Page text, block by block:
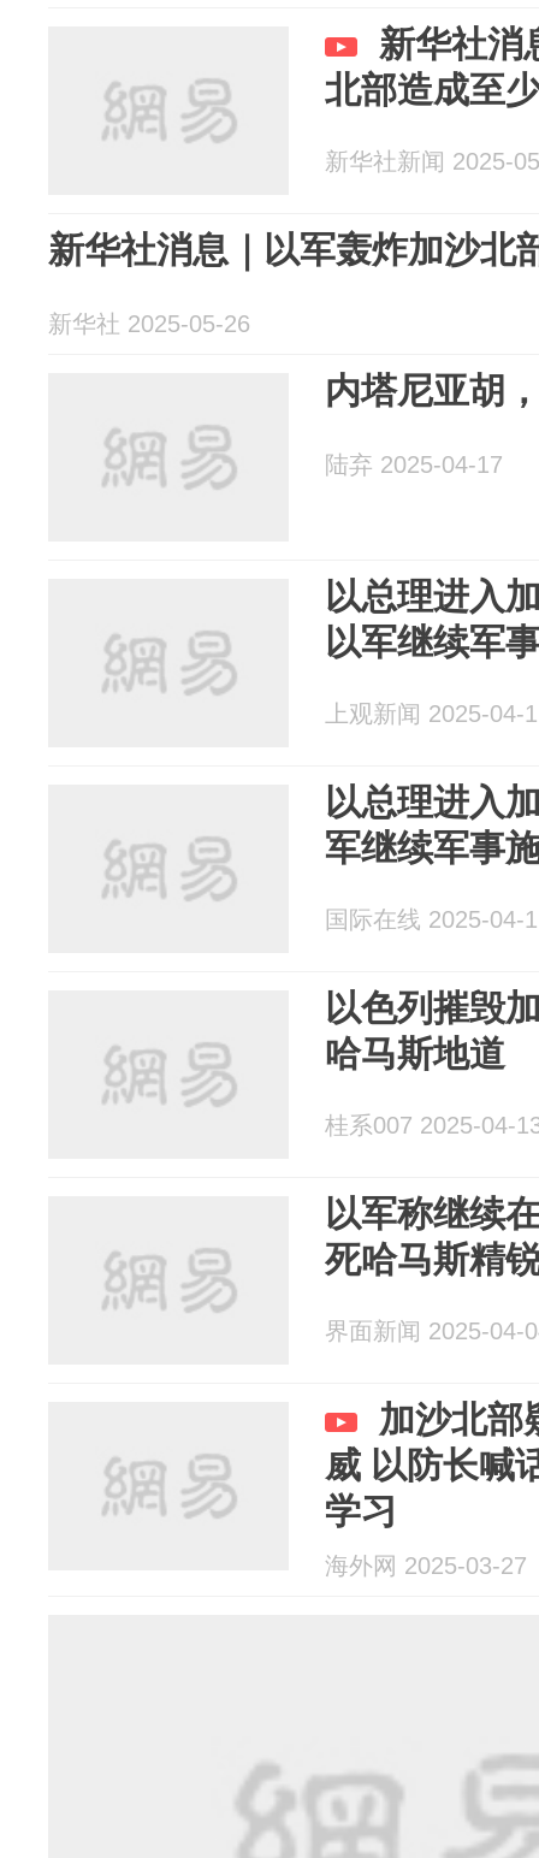
新华社消
北部造成至
新华社新闻 2025-
新华社消息｜以军轰炸加沙北
新华社 2025-05-26
内塔尼亚胡
陆弃 2025-04-17
以总理进入
以军继续军
上观新闻 2025-04-
以总理进入
军继续军事
国际在线 2025-04-
以色列摧毁
哈马斯地道
桂系007 2025-04-
以军称继续
死哈马斯精
界面新闻 2025-04-
加沙北部
威 以防长喊
学习
海外网 2025-03-27